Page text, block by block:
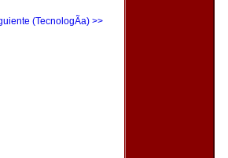
(TecnologÃ­a) >>